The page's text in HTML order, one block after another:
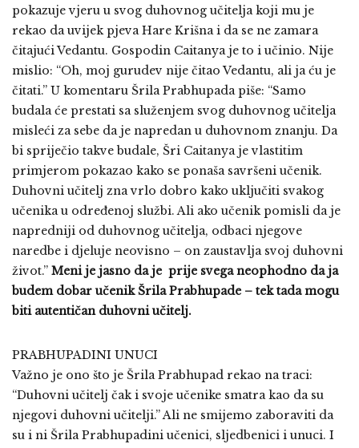
pokazuje vjeru u svog duhovnog učitelja koji mu je
rekao da uvijek pjeva Hare Krišna i da se ne zamara
čitajući Vedantu. Gospodin Caitanya je to i učinio. Nije
mislio: “Oh, moj gurudev nije čitao Vedantu, ali ja ću je
čitati.” U komentaru Šrila Prabhupada piše: “Samo
budala će prestati sa služenjem svog duhovnog učitelja
misleći za sebe da je napredan u duhovnom znanju. Da
bi spriječio takve budale, Šri Caitanya je vlastitim
primjerom pokazao kako se ponaša savršeni učenik.
Duhovni učitelj zna vrlo dobro kako uključiti svakog
učenika u određenoj službi. Ali ako učenik pomisli da je
napredniji od duhovnog učitelja, odbaci njegove
naredbe i djeluje neovisno – on zaustavlja svoj duhovni
život.” Meni je jasno da je prije svega neophodno da ja
budem dobar učenik Šrila Prabhupade – tek tada mogu
biti autentičan duhovni učitelj.
PRABHUPADINI UNUCI
Važno je ono što je Šrila Prabhupad rekao na traci:
“Duhovni učitelj čak i svoje učenike smatra kao da su
njegovi duhovni učitelji.” Ali ne smijemo zaboraviti da
su i ni Šrila Prabhupadini učenici, sljedbenici i unuci. I